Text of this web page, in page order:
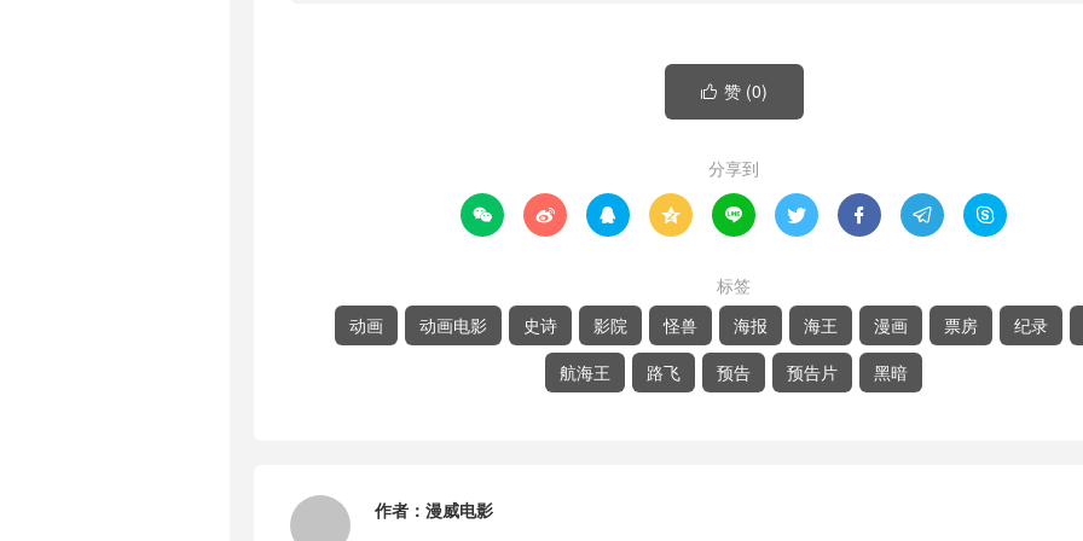
 赞 (0)
分享到
        
标签
动画
动画电影 史诗 影院 怪兽 海报 海王 漫画 票房
纪录
航海王
路飞 预告 预告片 黑暗
作者： 漫威电影